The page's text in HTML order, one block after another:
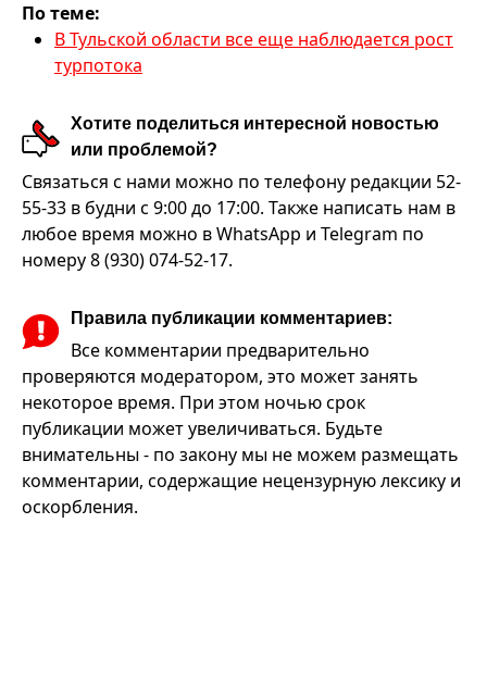
По теме:
В Тульской области все еще наблюдается рост
турпотока
Хотите поделиться интересной новостью
или проблемой?
Связаться с нами можно по телефону редакции 52-
55-33 в будни с 9:00 до 17:00. Также написать нам в
любое время можно в WhatsApp и Telegram по
номеру 8 (930) 074-52-17.
Правила публикации комментариев:
Все комментарии предварительно
проверяются модератором, это может занять
некоторое время. При этом ночью срок
публикации может увеличиваться. Будьте
внимательны - по закону мы не можем размещать
комментарии, содержащие нецензурную лексику и
оскорбления.